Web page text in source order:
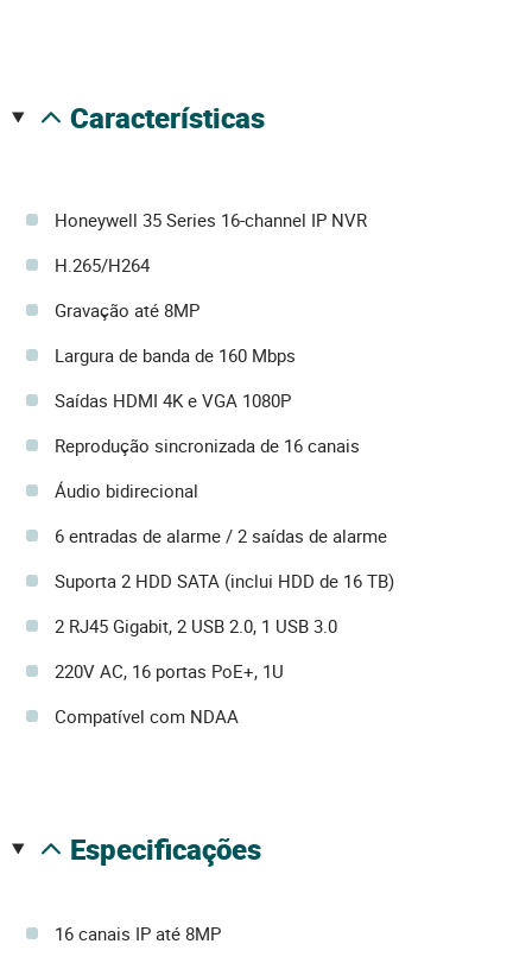
características
Honeywell 35 Series 16-channel IP NVR
H.265/H264
Gravação até 8MP
Largura de banda de 160 Mbps
Saídas HDMI 4K e VGA 1080P
Reprodução sincronizada de 16 canais
Áudio bidirecional
6 entradas de alarme / 2 saídas de alarme
Suporta 2 HDD SATA (inclui HDD de 16 TB)
2 RJ45 Gigabit, 2 USB 2.0, 1 USB 3.0
220V AC, 16 portas PoE+, 1U
Compatível com NDAA
especificações
16 canais IP até 8MP